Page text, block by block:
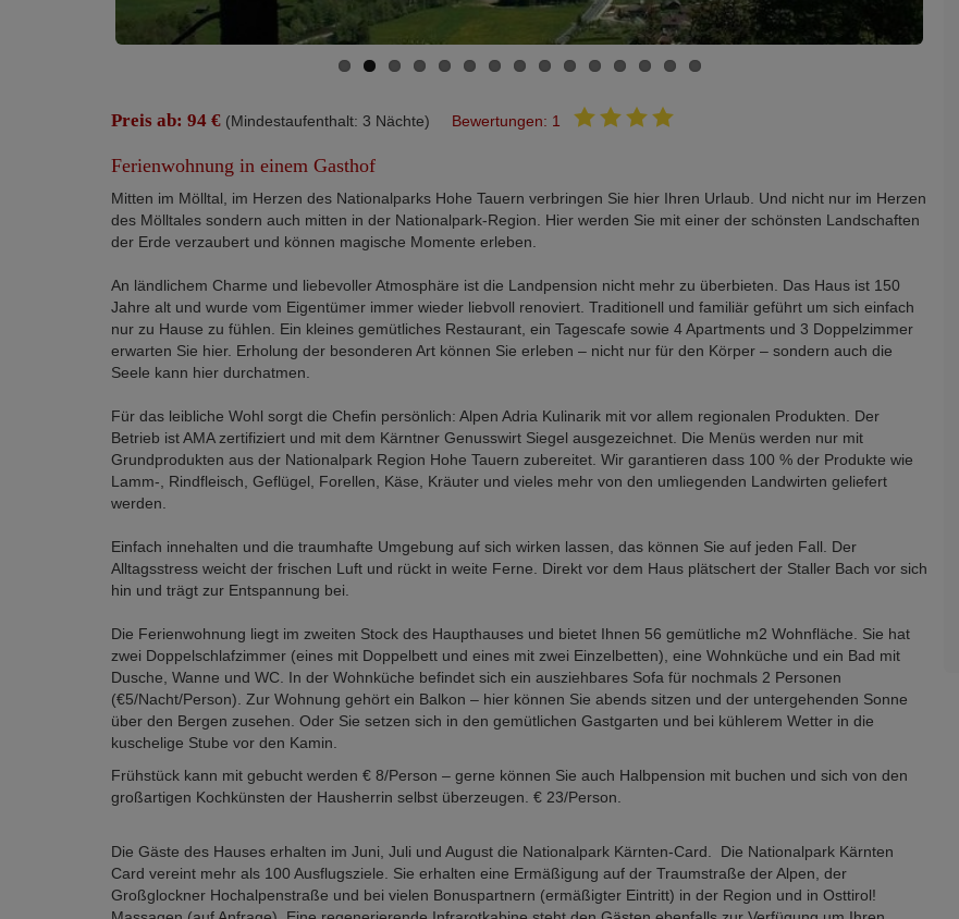
Preis ab: 94 € (Mindestaufenthalt: 3 Nächte) Bewertungen: 1
Ferienwohnung in einem Gasthof
Mitten im Mölltal, im Herzen des Nationalparks Hohe Tauern verbringen Sie hier Ihren Urlaub. Und nicht nur im Herzen
des Mölltales sondern auch mitten in der Nationalpark-Region. Hier werden Sie mit einer der schönsten Landschaften
der Erde verzaubert und können magische Momente erleben.
An ländlichem Charme und liebevoller Atmosphäre ist die Landpension nicht mehr zu überbieten. Das Haus ist 150
Jahre alt und wurde vom Eigentümer immer wieder liebvoll renoviert. Traditionell und familiär geführt um sich einfach
nur zu Hause zu fühlen. Ein kleines gemütliches Restaurant, ein Tagescafe sowie 4 Apartments und 3 Doppelzimmer
erwarten Sie hier. Erholung der besonderen Art können Sie erleben – nicht nur für den Körper – sondern auch die
Seele kann hier durchatmen.
Für das leibliche Wohl sorgt die Chefin persönlich: Alpen Adria Kulinarik mit vor allem regionalen Produkten. Der
Betrieb ist AMA zertifiziert und mit dem Kärntner Genusswirt Siegel ausgezeichnet. Die Menüs werden nur mit
Grundprodukten aus der Nationalpark Region Hohe Tauern zubereitet. Wir garantieren dass 100 % der Produkte wie
Lamm-, Rindfleisch, Geflügel, Forellen, Käse, Kräuter und vieles mehr von den umliegenden Landwirten geliefert
werden.
Einfach innehalten und die traumhafte Umgebung auf sich wirken lassen, das können Sie auf jeden Fall. Der
Alltagsstress weicht der frischen Luft und rückt in weite Ferne. Direkt vor dem Haus plätschert der Staller Bach vor sich
hin und trägt zur Entspannung bei.
Die Ferienwohnung liegt im zweiten Stock des Haupthauses und bietet Ihnen 56 gemütliche m2 Wohnfläche. Sie hat
zwei Doppelschlafzimmer (eines mit Doppelbett und eines mit zwei Einzelbetten), eine Wohnküche und ein Bad mit
Dusche, Wanne und WC. In der Wohnküche befindet sich ein ausziehbares Sofa für nochmals 2 Personen
(€5/Nacht/Person). Zur Wohnung gehört ein Balkon – hier können Sie abends sitzen und der untergehenden Sonne
über den Bergen zusehen. Oder Sie setzen sich in den gemütlichen Gastgarten und bei kühlerem Wetter in die
kuschelige Stube vor den Kamin.
Frühstück kann mit gebucht werden € 8/Person – gerne können Sie auch Halbpension mit buchen und sich von den
großartigen Kochkünsten der Hausherrin selbst überzeugen. € 23/Person.
Die Gäste des Hauses erhalten im Juni, Juli und August die Nationalpark Kärnten-Card. Die Nationalpark Kärnten
Card vereint mehr als 100 Ausflugsziele. Sie erhalten eine Ermäßigung auf der Traumstraße der Alpen, der
Großglockner Hochalpenstraße und bei vielen Bonuspartnern (ermäßigter Eintritt) in der Region und in Osttirol!